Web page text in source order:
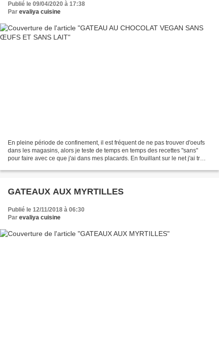
Publié le 09/04/2020 à 17:38
Par evaliya cuisine
En pleine période de confinement, il est fréquent de ne pas trouver d'oeufs
dans les magasins, alors je teste de temps en temps des recettes "sans"
pour faire avec ce que j'ai dans mes placards. En fouillant sur le net j'ai tr
GATEAUX AUX MYRTILLES
Publié le 12/11/2018 à 06:30
Par evaliya cuisine